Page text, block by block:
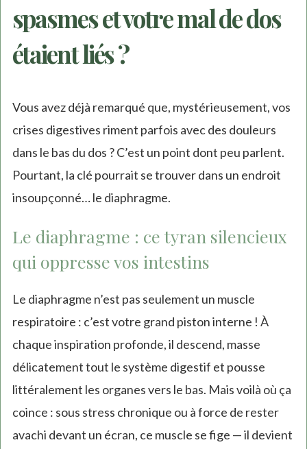
spasmes et votre mal de dos
étaient liés ?
Vous avez déjà remarqué que, mystérieusement, vos
crises digestives riment parfois avec des douleurs
dans le bas du dos ? C’est un point dont peu parlent.
Pourtant, la clé pourrait se trouver dans un endroit
insoupçonné… le diaphragme.
Le diaphragme : ce tyran silencieux
qui oppresse vos intestins
Le diaphragme n’est pas seulement un muscle
respiratoire : c’est votre grand piston interne ! À
chaque inspiration profonde, il descend, masse
délicatement tout le système digestif et pousse
littéralement les organes vers le bas. Mais voilà où ça
coince : sous stress chronique ou à force de rester
avachi devant un écran, ce muscle se fige — il devient